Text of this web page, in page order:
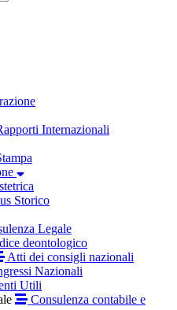
Internazionali
Storico
Legale
deontologico
Atti dei consigli nazionali
Nazionali
Utili
Consulenza contabile e